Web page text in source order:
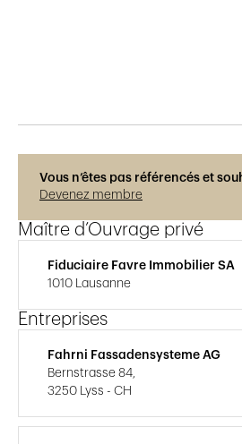
Vous n’êtes pas référencés et
Devenez membre
Maître d’Ouvrage privé
Fiduciaire Favre Immobilier SA
1010 Lausanne
Entreprises
Fahrni Fassadensysteme AG
Bernstrasse 84,
3250 Lyss - CH